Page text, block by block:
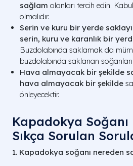
sağlam olanları tercih edin.
olmalıdır.
Serin ve kuru bir yerde
serin, kuru ve karanlık bir
Buzdolabında saklamak da
buzdolabında saklanan
Hava almayacak bir şekilde
hava almayacak bir şekilde
önleyecektir.
Kapadokya Soğanı
Sıkça Sorulan
1. Kapadokya soğanı nereden